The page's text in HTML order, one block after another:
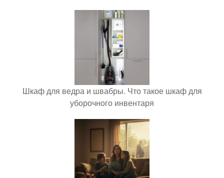
Шкаф для ведра и швабры. Что такое шкаф для
уборочного инвентаря